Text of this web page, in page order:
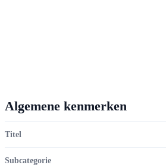
Algemene kenmerken
Titel
Subcategorie